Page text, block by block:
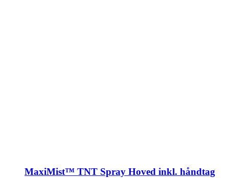
MaxiMist™ TNT Spray Hoved inkl. håndtag